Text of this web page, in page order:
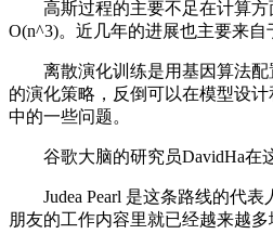
高斯过程的主要不足在计算方
O(n^3)。近几年的进展也主要来
离散演化训练是用基因算法配
的演化策略，反倒可以在模型设
中的一些问题。
谷歌大脑的研究员DavidHa在这
Judea Pearl 是这条路线的代表
朋友的工作内容里就已经越来越